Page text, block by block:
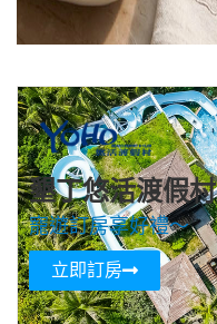
墾丁悠活渡假村
寵遊訂房享好禮～
立即訂房